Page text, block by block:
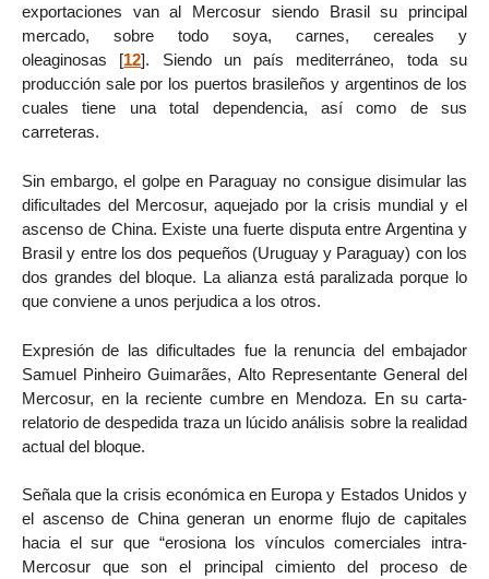
exportaciones van al Mercosur siendo Brasil su principal
mercado, sobre todo soya, carnes, cereales y
oleaginosas [12]. Siendo un país mediterráneo, toda su
producción sale por los puertos brasileños y argentinos de los
cuales tiene una total dependencia, así como de sus
carreteras.
Sin embargo, el golpe en Paraguay no consigue disimular las
dificultades del Mercosur, aquejado por la crisis mundial y el
ascenso de China. Existe una fuerte disputa entre Argentina y
Brasil y entre los dos pequeños (Uruguay y Paraguay) con los
dos grandes del bloque. La alianza está paralizada porque lo
que conviene a unos perjudica a los otros.
Expresión de las dificultades fue la renuncia del embajador
Samuel Pinheiro Guimarães, Alto Representante General del
Mercosur, en la reciente cumbre en Mendoza. En su carta-
relatorio de despedida traza un lúcido análisis sobre la realidad
actual del bloque.
Señala que la crisis económica en Europa y Estados Unidos y
el ascenso de China generan un enorme flujo de capitales
hacia el sur que “erosiona los vínculos comerciales intra-
Mercosur que son el principal cimiento del proceso de